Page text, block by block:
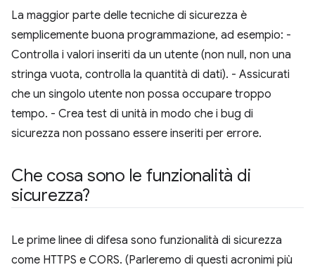
La maggior parte delle tecniche di sicurezza è
semplicemente buona programmazione, ad esempio: -
Controlla i valori inseriti da un utente (non null, non una
stringa vuota, controlla la quantità di dati). - Assicurati
che un singolo utente non possa occupare troppo
tempo. - Crea test di unità in modo che i bug di
sicurezza non possano essere inseriti per errore.
Che cosa sono le funzionalità di
sicurezza?
Le prime linee di difesa sono funzionalità di sicurezza
come HTTPS e CORS. (Parleremo di questi acronimi più